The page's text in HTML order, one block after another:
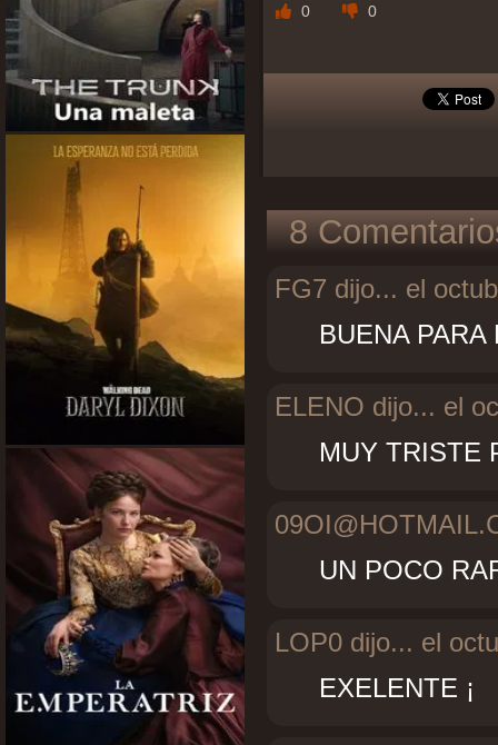
0 0
8
FG7 dijo... el
BUENA PARA
ELENO dijo... el
MUY TRISTE
UN POCO
LOP0 dijo... el
EXELENTE ¡